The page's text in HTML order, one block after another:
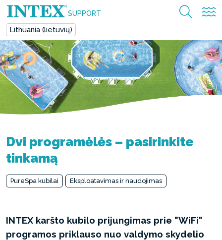
SUPPORT
Lithuania (lietuvių)
Dvi programėlės – pasirinkite
tinkamą
PureSpa kubilai Eksploatavimas ir naudojimas
INTEX karšto kubilo prijungimas prie "WiFi"
programos priklauso nuo valdymo skydelio